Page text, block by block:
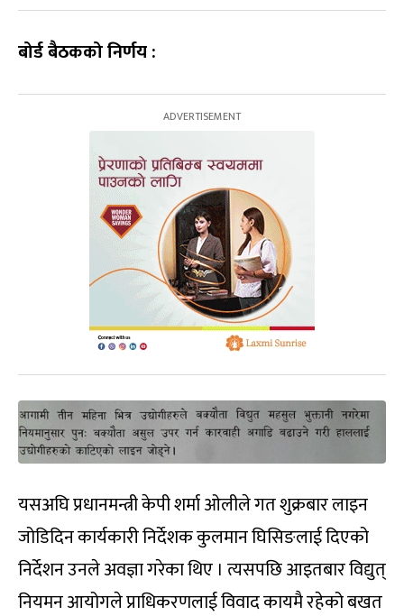
बोर्ड बैठकको निर्णय :
यसअघि प्रधानमन्त्री केपी शर्मा ओलीले गत शुक्रबार लाइन
जोडिदिन कार्यकारी निर्देशक कुलमान घिसिङलाई दिएको
निर्देशन उनले अवज्ञा गरेका थिए । त्यसपछि आइतबार विद्युत्
नियमन आयोगले प्राधिकरणलाई विवाद कायमै रहेको बखत